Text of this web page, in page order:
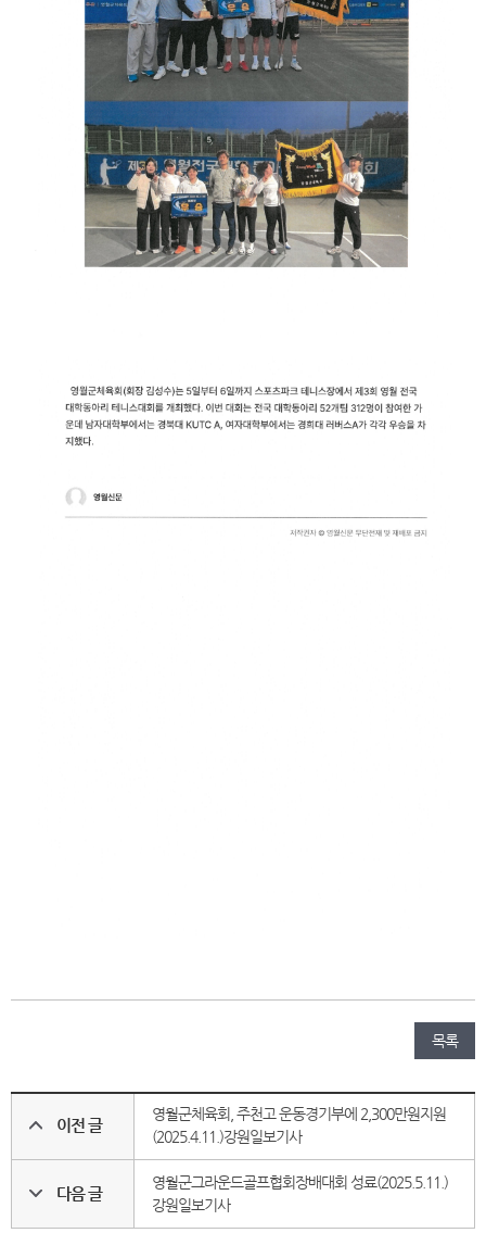
목록
이전 글
영월군체육회, 주천고 운동경기부에 2,300만원지원
(2025.4.11.)강원일보기사
다음 글
영월군그라운드골프협회장배대회 성료(2025.5.11.)
강원일보기사